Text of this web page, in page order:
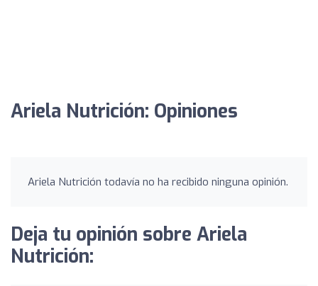
Ariela Nutrición: Opiniones
Ariela Nutrición todavía no ha recibido ninguna opinión.
Deja tu opinión sobre Ariela
Nutrición: